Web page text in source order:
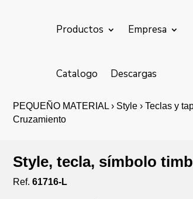
Productos Empresa
Catalogo Descargas
PEQUEÑO MATERIAL › Style › Teclas y
Cruzamiento
Style, tecla, símbolo
Ref.61716-L